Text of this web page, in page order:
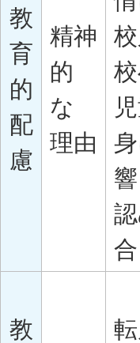
教
育
的
配
慮
精神
的
な
理由
合
教